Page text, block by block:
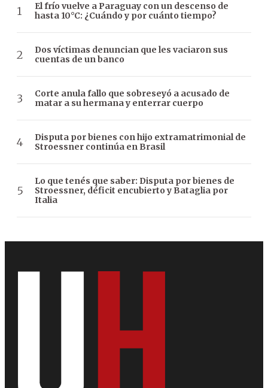
El frío vuelve a Paraguay con un descenso de
hasta 10°C: ¿Cuándo y por cuánto tiempo?
Dos víctimas denuncian que les vaciaron sus
cuentas de un banco
Corte anula fallo que sobreseyó a acusado de
matar a su hermana y enterrar cuerpo
Disputa por bienes con hijo extramatrimonial de
Stroessner continúa en Brasil
Lo que tenés que saber: Disputa por bienes de
Stroessner, déficit encubierto y Bataglia por
Italia